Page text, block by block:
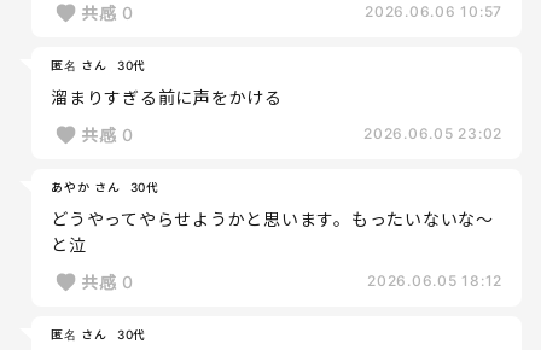
共感 0 2026.06.06 10:57
匿名 さん 30代
溜まりすぎる前に声をかける
共感 0 2026.06.05 23:02
あやか さん 30代
どうやってやらせようかと思います。もったいないな〜
と泣
共感 0 2026.06.05 18:12
匿名 さん 30代